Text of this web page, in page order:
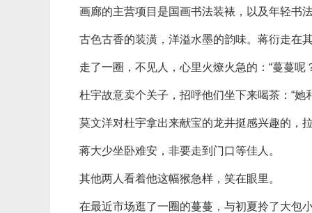
画廊的主营项目是国画书法装裱，以及年轻书
古色古香的装潢，洋溢水墨的韵味。蒋衍走在
走了一圈，不见人，心里火燎火急的：“蔓蔓呢
杜宇故意卖个关子，招呼他们坐下来喝茶：“她
莫文洋对杜宇拿出来献宝的龙井挺感兴趣的，
蒋大少坐卧难安，非要走到门口等佳人。
其他两人看着他这幅猴急样，笑在眼里。
在最近市场逛了一圈的蔓蔓，与初夏拎了大包